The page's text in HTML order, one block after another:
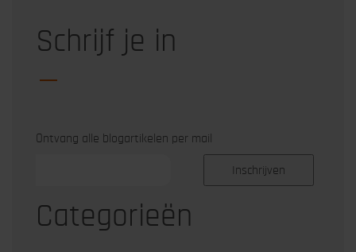
Schrijf je in
Ontvang alle blogartikelen per mail
Categorieën